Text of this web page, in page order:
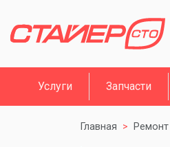
Услуги Запчасти
Главная Ремонт